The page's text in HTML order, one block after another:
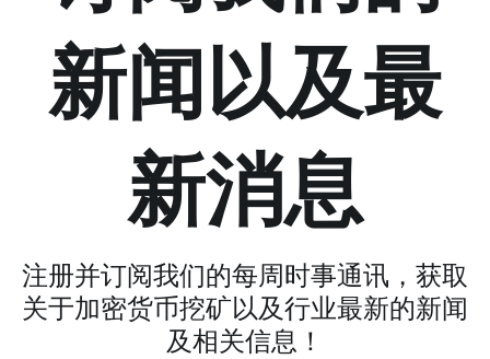
新闻以及最
新消息
注册并订阅我们的每周时事通讯，获取
关于加密货币挖矿以及行业最新的新闻
及相关信息！